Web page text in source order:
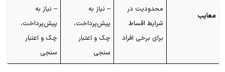
معایب
محدودیت در
شرایط اقساط
برای برخی افراد
– نیاز به
پیش‌پرداخت،
چک و اعتبار
سنجی
– نیاز به
پیش‌پرداخت،
چک و اعتبار
سنجی